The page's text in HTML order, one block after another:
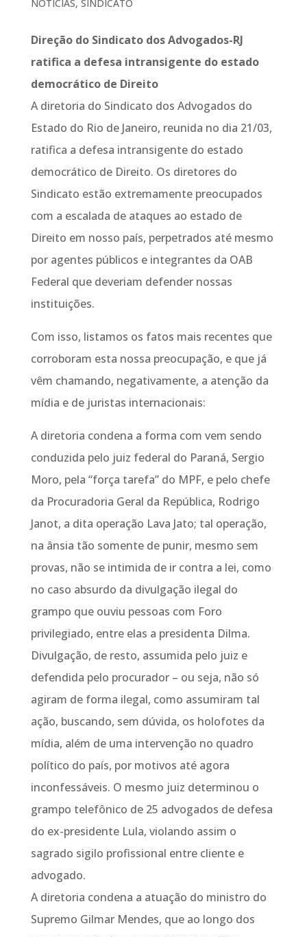
NOTÍCIAS, SINDICATO
Direção do Sindicato dos Advogados-RJ
ratifica a defesa intransigente do estado
democrático de Direito
A diretoria do Sindicato dos Advogados do
Estado do Rio de Janeiro, reunida no dia 21/03,
ratifica a defesa intransigente do estado
democrático de Direito. Os diretores do
Sindicato estão extremamente preocupados
com a escalada de ataques ao estado de
Direito em nosso país, perpetrados até mesmo
por agentes públicos e integrantes da OAB
Federal que deveriam defender nossas
instituições.
Com isso, listamos os fatos mais recentes que
corroboram esta nossa preocupação, e que já
vêm chamando, negativamente, a atenção da
mídia e de juristas internacionais:
A diretoria condena a forma com vem sendo
conduzida pelo juiz federal do Paraná, Sergio
Moro, pela “força tarefa” do MPF, e pelo chefe
da Procuradoria Geral da República, Rodrigo
Janot, a dita operação Lava Jato; tal operação,
na ânsia tão somente de punir, mesmo sem
provas, não se intimida de ir contra a lei, como
no caso absurdo da divulgação ilegal do
grampo que ouviu pessoas com Foro
privilegiado, entre elas a presidenta Dilma.
Divulgação, de resto, assumida pelo juiz e
defendida pelo procurador – ou seja, não só
agiram de forma ilegal, como assumiram tal
ação, buscando, sem dúvida, os holofotes da
mídia, além de uma intervenção no quadro
político do país, por motivos até agora
inconfessáveis. O mesmo juiz determinou o
grampo telefônico de 25 advogados de defesa
do ex-presidente Lula, violando assim o
sagrado sigilo profissional entre cliente e
advogado.
A diretoria condena a atuação do ministro do
Supremo Gilmar Mendes, que ao longo dos